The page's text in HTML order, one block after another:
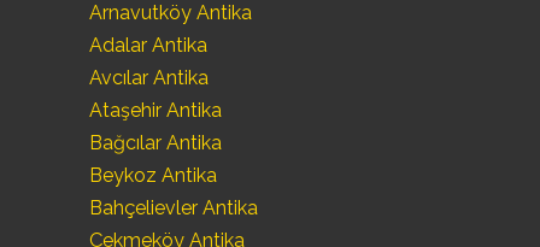
Arnavutköy Antika
Adalar Antika
Avcılar Antika
Ataşehir Antika
Bağcılar Antika
Beykoz Antika
Bahçelievler Antika
Çekmeköy Antika